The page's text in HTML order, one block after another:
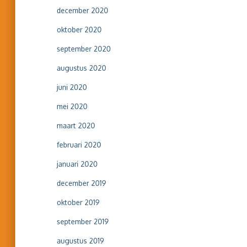
december 2020
oktober 2020
september 2020
augustus 2020
juni 2020
mei 2020
maart 2020
februari 2020
januari 2020
december 2019
oktober 2019
september 2019
augustus 2019